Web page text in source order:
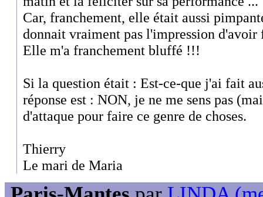
Car, franchement, elle était aussi
donnait vraiment pas l'impression
Elle m'a franchement bluffé !!!
Si la question était : Est-ce-que j'ai fait
réponse est : NON, je ne me sens pas
d'attaque pour faire ce genre de choses.
Thierry
Le mari de Maria